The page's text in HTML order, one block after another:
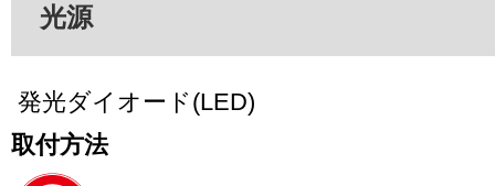
光源
発光ダイオード(LED)
取付方法